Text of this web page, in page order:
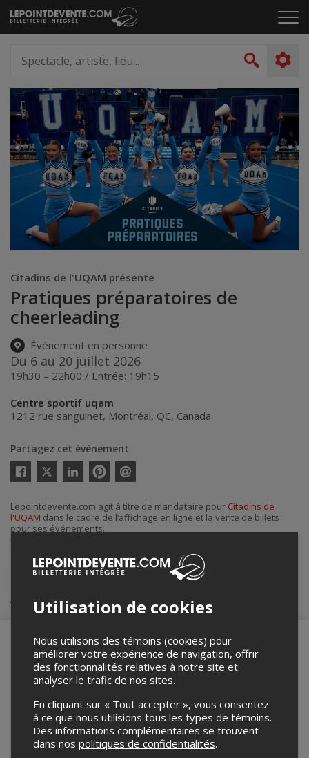
Passer
au
le
artiste,
lieu...
Citadins de l'UQAM présente
Pratiques préparatoires de
cheerleading
Événement en personne
Du 6 au 20 juillet 2026
19h30 – 22h00 / Entrée: 19h15
Centre sportif uqam
1212 rue sanguinet, Montréal, QC, Canada
Partagez cet événement
Twitter
courriel
Lepointdevente.com agit à titre de mandataire pour Citadins de
l'UQAM dans le cadre de l’affichage en ligne et la vente de billets
pour ses événements.
sports@uqam.com.
Achat de billets
Merci de confirmer que vous n'êtes pas un
robot ci-bas.
Utilisation de cookies
Nous utilisons des témoins (cookies) pour
améliorer votre expérience de navigation, offrir
des fonctionnalités relatives à notre site et
analyser le trafic de nos sites.
En cliquant sur « Tout accepter », vous consentez
à ce que nous utilisions tous les types de témoins.
Des informations complémentaires se trouvent
dans nos politiques de confidentialités.